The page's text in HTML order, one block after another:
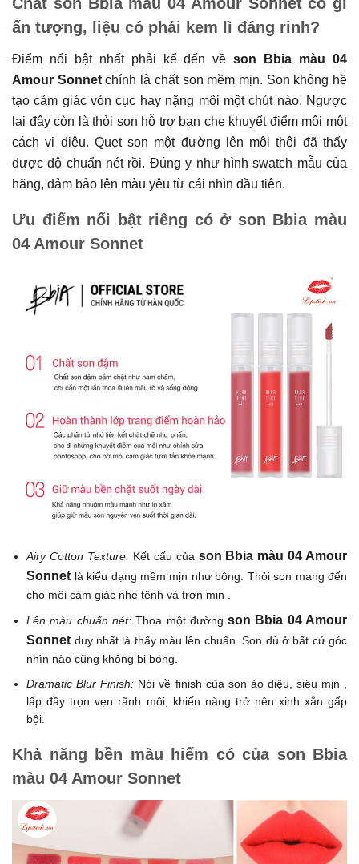
ấn tượng, liệu có phải kem lì đáng rinh?
Điểm nổi bật nhất phải kể đến về son Bbia màu 04
Amour Sonnetchính là chất son mềm mịn. Son không hề
tạo cảm giác vón cục hay nặng môi một chút nào. Ngược
lại đây còn là thỏi son hỗ trợ bạn che khuyết điểm môi một
cách vi diệu. Quẹt son một đường lên môi thôi đã thấy
được độ chuẩn nét rồi. Đúng y như hình swatch mẫu của
hãng, đảm bảo lên màu yêu từ cái nhìn đầu tiên.
Ưu điểm nổi bật riêng có ở son Bbia màu
04 Amour Sonnet
Airy Cotton Texture: Kết cấu của son Bbia màu 04 Amour
Sonnet là kiểu dạng mềm mịn như bông. Thỏi son mang đến
cho môi cảm giác nhẹ tênh và trơn mịn .
Lên màu chuẩn nét: Thoa một đường son Bbia 04 Amour
Sonnetduy nhất là thấy màu lên chuẩn. Son dù ở bất cứ góc
nhìn nào cũng không bị bóng.
Dramatic Blur Finish: Nói về finish của son ảo diệu, siêu mịn ,
lấp đầy trọn vẹn rãnh môi, khiến nàng trở nên xinh xắn gấp
bội.
Khả năng bền màu hiếm có của son Bbia
màu 04 Amour Sonnet